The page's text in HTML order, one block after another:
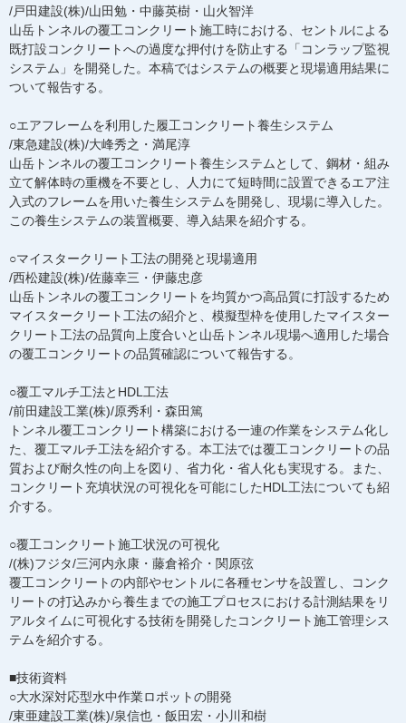
/戸田建設(株)/山田勉・中藤英樹・山火智洋
山岳トンネルの覆工コンクリート施工時における、セントルによる
既打設コンクリートへの過度な押付けを防止する「コンラップ監視
システム」を開発した。本稿ではシステムの概要と現場適用結果に
ついて報告する。
○エアフレームを利用した履工コンクリート養生システム
/東急建設(株)/大峰秀之・満尾淳
山岳トンネルの覆工コンクリート養生システムとして、鋼材・組み
立て解体時の重機を不要とし、人力にて短時間に設置できるエア注
入式のフレームを用いた養生システムを開発し、現場に導入した。
この養生システムの装置概要、導入結果を紹介する。
○マイスタークリート工法の開発と現場適用
/西松建設(株)/佐藤幸三・伊藤忠彦
山岳トンネルの覆工コンクリートを均質かつ高品質に打設するため
マイスタークリート工法の紹介と、模擬型枠を使用したマイスター
クリート工法の品質向上度合いと山岳トンネル現場へ適用した場合
の覆工コンクリートの品質確認について報告する。
○覆工マルチ工法とHDL工法
/前田建設工業(株)/原秀利・森田篤
トンネル覆工コンクリート構築における一連の作業をシステム化し
た、覆工マルチ工法を紹介する。本工法では覆工コンクリートの品
質および耐久性の向上を図り、省力化・省人化も実現する。また、
コンクリート充填状況の可視化を可能にしたHDL工法についても紹
介する。
○覆工コンクリート施工状況の可視化
/(株)フジタ/三河内永康・藤倉裕介・関原弦
覆工コンクリートの内部やセントルに各種センサを設置し、コンク
リートの打込みから養生までの施工プロセスにおける計測結果をリ
アルタイムに可視化する技術を開発したコンクリート施工管理シス
テムを紹介する。
■技術資料
○大水深対応型水中作業ロポットの開発
/東亜建設工業(株)/泉信也・飯田宏・小川和樹